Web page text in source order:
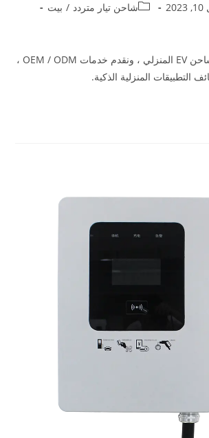
شاحن تيار متردد / بيت
نحن شركة مصنعة لشاحن EV المنزلي ، ونقدم خدمات OEM / ODM ،